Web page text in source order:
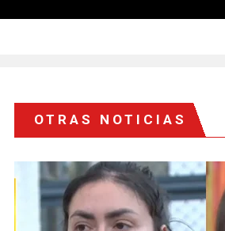
OTRAS NOTICIAS